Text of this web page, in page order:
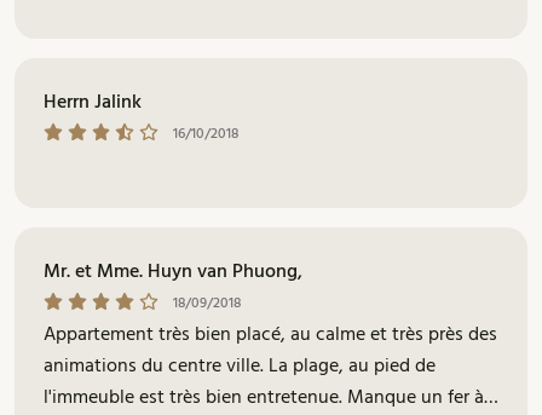
Herrn Jalink
16/10/2018
Mr. et Mme. Huyn van Phuong,
18/09/2018
Appartement très bien placé, au calme et très près des
animations du centre ville. La plage, au pied de
l'immeuble est très bien entretenue. Manque un fer à